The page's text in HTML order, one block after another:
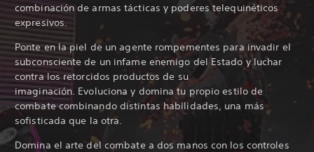
combinación de armas tácticas y poderes telequinéticos
expresivos.
Ponte en la piel de un agente rompementes para invadir el
subconsciente de un infame enemigo del Estado y luchar
contra los retorcidos productos de su
imaginación. Evoluciona y domina tu propio estilo de
combate combinando distintas habilidades, una más
sofisticada que la otra.
Domina el arte del combate a dos manos con los controles